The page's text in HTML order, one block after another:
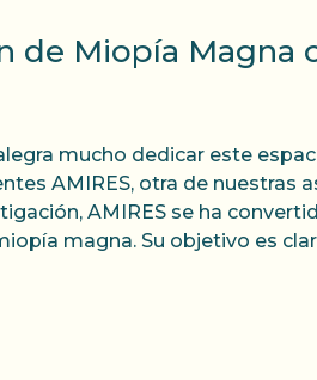
de Miopía Magna
mucho dedicar este
AMIRES, otra de nuestras
AMIRES se ha
magna. Su objetivo es